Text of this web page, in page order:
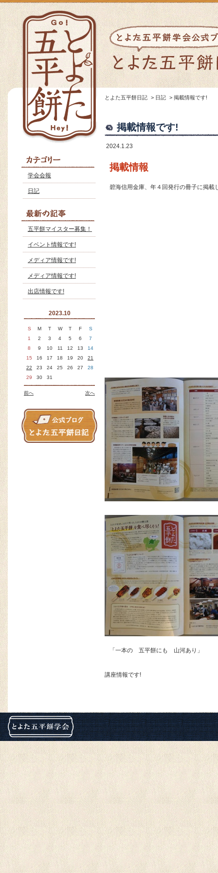
学会会報
日記
五平餅マイスター募集！
イベント情報です!
メディア情報です!
メディア情報です!
出店情報です!
2023.10
S M T W T F
S
1
2 3 4 5 6
7
8
9 10 11 12 13
14
15
16 17 18 19 20
21
22
23 24 25 26 27
28
29
30 31
次へ
前へ
とよた五平餅日記 > 日記 > 掲載情報です!
掲載情報です!
2024.1.23
掲載情報
碧海信用金庫、年４回発行の冊子に掲載
「一本の 五平餅にも 山河あり」
講座情報です!